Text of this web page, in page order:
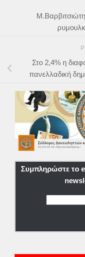
Στο 2,4% η
πανελλαδική
Συμπληρώστε το